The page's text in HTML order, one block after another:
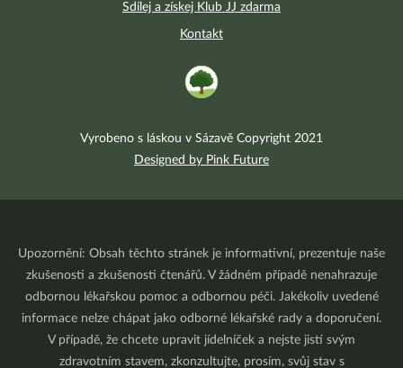
Sdílej a získej Klub JJ zdarma
Kontakt
Vyrobeno s láskou v Sázavě Copyright 2021
Designed by Pink Future
Upozornění: Obsah těchto stránek je informativní, prezentuje naše
zkušenosti a zkušenosti čtenářů. V žádném případě nenahrazuje
odbornou lékařskou pomoc a odbornou péči. Jakékoliv uvedené
informace nelze chápat jako odborné lékařské rady a doporučení.
V případě, že chcete upravit jídelníček a nejste jistí svým
zdravotním stavem, zkonzultujte, prosím, svůj stav s